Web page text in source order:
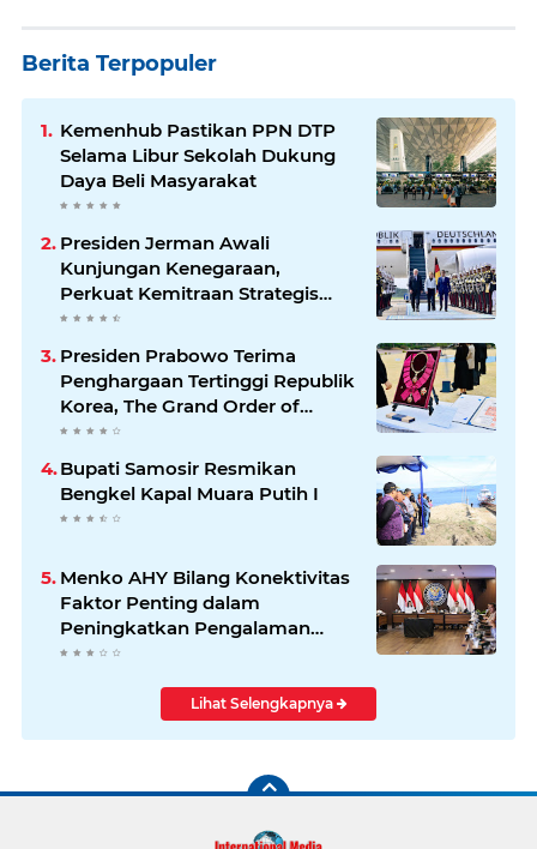
Berita Terpopuler
Kemenhub Pastikan PPN DTP
Selama Libur Sekolah Dukung
Daya Beli Masyarakat
Presiden Jerman Awali
Kunjungan Kenegaraan,
Perkuat Kemitraan Strategis
Indonesia–Jerman
Presiden Prabowo Terima
Penghargaan Tertinggi Republik
Korea, The Grand Order of
Mugunghwa
Bupati Samosir Resmikan
Bengkel Kapal Muara Putih I
Menko AHY Bilang Konektivitas
Faktor Penting dalam
Peningkatkan Pengalaman
Wisatawan
Lihat Selengkapnya